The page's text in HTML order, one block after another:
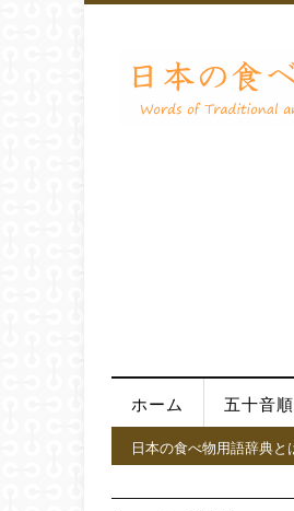
ホーム 五十音順
日本の食べ物用語辞典と